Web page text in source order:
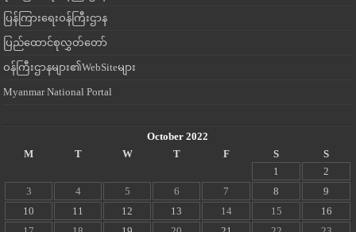
ပြန်ကြားရေးဝန်ကြီးဌာန
ပြည်ထောင်စုလွှတ်တော်
ဝန်ကြီးဌာနများ၏WebSiteများ
Myanmar National Portal
October 2022
M
T W T F S
S
1
2
3
4 5 6 7 8
9
10
11 12 13 14 15
16